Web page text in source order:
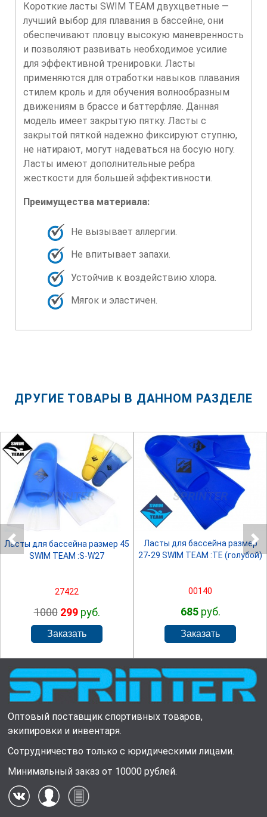
Короткие ласты SWIM TEAM двухцветные —
лучший выбор для плавания в бассейне, они
обеспечивают пловцу высокую маневренность
и позволяют развивать необходимое усилие
для эффективной тренировки. Ласты
применяются для отработки навыков плавания
стилем кроль и для обучения волнообразным
движениям в брассе и баттерфляе. Данная
модель имеет закрытую пятку. Ласты с
закрытой пяткой надежно фиксируют ступню,
не натирают, могут надеваться на босую ногу.
Ласты имеют дополнительные ребра
жесткости для большей эффективности.
Преимущества материала:
Не вызывает аллергии.
Не впитывает запахи.
Устойчив к воздействию хлора.
Мягок и эластичен.
ДРУГИЕ ТОВАРЫ В ДАННОМ РАЗДЕЛЕ
SPRINTER
Ласты для бассейна размер 45
SWIM TEAM :S-W27
27422
1000 299руб.
SPRINTER
Ласты для бассейна размер
27-29 SWIM TEAM :TE (голубой)
00140
685руб.
Оптовый поставщик спортивных товаров,
экипировки и инвентаря.
Сотрудничество только с юридическими лицами.
Минимальный заказ от 10000 рублей.